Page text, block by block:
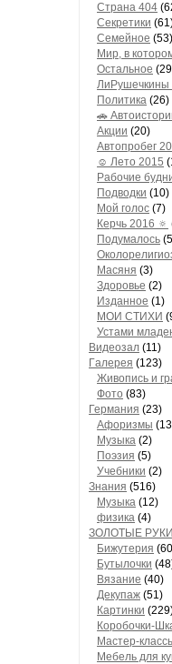
Страна 404
Секретики
Семейное (53)
Мир, в
Остальное
ЛиРушечкины
Политика (26)
🚗
Акции (20)
Автопробег
☺ Лето 2015
Рабочие
Подводки (10)
Мой голос (7)
Керчь 2016 🔅
Подумалось
Масяня (3)
Здоровье (2)
Изданное (1)
МОИ СТИХИ
Устами
Видеозал (11)
Гaлерея (123)
Живопись и
Фото (83)
Гермaния (23)
Aфоризмы
Музыкa (2)
Поэзия (5)
Учебники (2)
Знания (516)
Музыкa (12)
физика (4)
ЗОЛОТЫЕ РУКИ
Бижутерия
Бутылочки
Вязaние (40)
Декупaж (51)
Кaртинки
Коробочки-
Мастер-
Мебель для